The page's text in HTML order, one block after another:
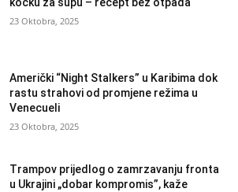
23 Oktobra, 2025
Američki “Night Stalkers” u Karibima dok
rastu strahovi od promjene režima u
Venecueli
23 Oktobra, 2025
Trampov prijedlog o zamrzavanju fronta
u Ukrajini „dobar kompromis”, kaže